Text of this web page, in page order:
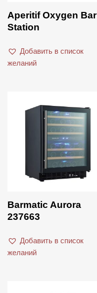
Bodum
Ceado
Franke
La Cimbali
La Cultura del Caffè
Liva
Mahlkonig
Marco
Puly Caff
Rocket
Product categories
Aperitif Oxygen Bar
Station
Добавить в список
желаний
Barmatic Aurora
237663
Добавить в список
желаний